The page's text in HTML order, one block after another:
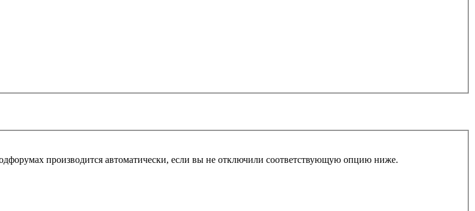
производится автоматически, если вы не отключили соответствующую опцию ниже.